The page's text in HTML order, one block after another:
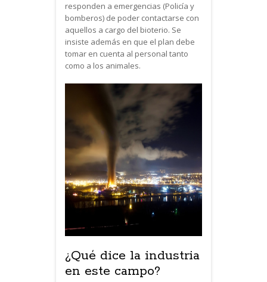
responden a emergencias (Policía y
bomberos) de poder contactarse con
aquellos a cargo del bioterio. Se
insiste además en que el plan debe
tomar en cuenta al personal tanto
como a los animales.
¿Qué dice la industria
en este campo?